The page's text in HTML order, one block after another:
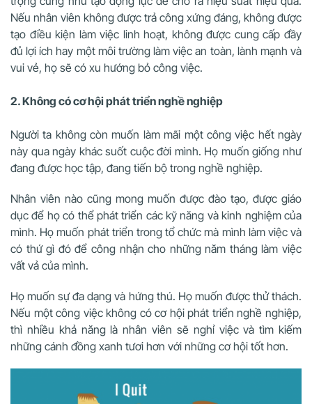
Nếu nhân viên không được trả công xứng đáng, không được
tạo điều kiện làm việc linh hoạt, không được cung cấp đầy
đủ lợi ích hay một môi trường làm việc an toàn, lành mạnh và
vui vẻ, họ sẽ có xu hướng bỏ công việc.
2. Không có cơ hội phát triển nghề nghiệp
Người ta không còn muốn làm mãi một công việc hết ngày
này qua ngày khác suốt cuộc đời mình. Họ muốn giống như
đang được học tập, đang tiến bộ trong nghề nghiệp.
Nhân viên nào cũng mong muốn được đào tạo, được giáo
dục để họ có thể phát triển các kỹ năng và kinh nghiệm của
mình. Họ muốn phát triển trong tổ chức mà mình làm việc và
có thứ gì đó để công nhận cho những năm tháng làm việc
vất vả của mình.
Họ muốn sự đa dạng và hứng thú. Họ muốn được thử thách.
Nếu một công việc không có cơ hội phát triển nghề nghiệp,
thì nhiều khả năng là nhân viên sẽ nghỉ việc và tìm kiếm
những cánh đồng xanh tươi hơn với những cơ hội tốt hơn.